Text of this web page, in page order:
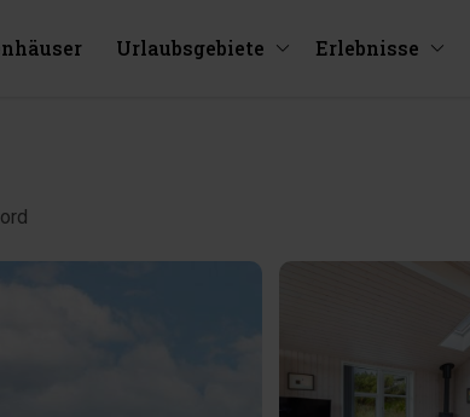
Urlaubsgebiete Erlebnisse